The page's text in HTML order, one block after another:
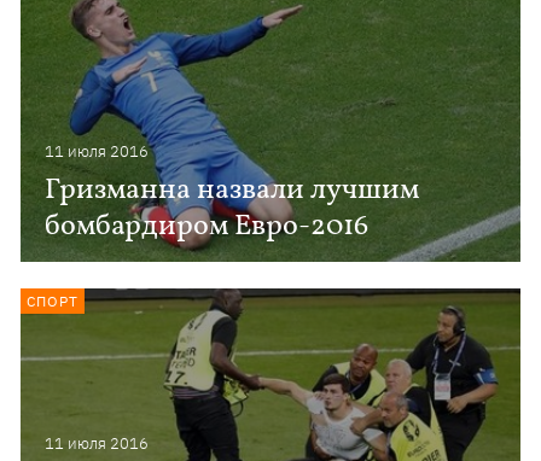
11 июля 2016
Гризманна назвали лучшим
бомбардиром Евро-2016
11 июля 2016
СПОРТ